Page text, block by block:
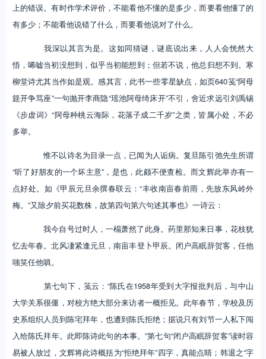
上的错误。有时作学术评价，不能看他不懂的是多少，而要看他懂了的
有多少；不能看他说错了什么，而要看他说对了什么。
我深以其言为是。这如同猜谜，谜底说出来，人人会恍然大
悟，唏嘘当初没想到，似乎当初能想到；但若不说，他总归想不到。寒
柳堂诗尤其当作如是观。感其言，此书一些零星缺点，如页640笺“阿母
筵开争骂座”一句抛开李商隐“瑶池阿母绮床开”不引，舍近求远引刘禹锡
《步虚词》“阿母种桃云海际，花落子成二千岁”之类，皆属小处，不必
多举。
惟不以诗名为目录一点，已闻为人诟病。复旦陈引弛先生所谓
“听了好朋友的一个坏主意”，是也，此颇不便查检。而文辉此举亦有一
点好处。如《甲辰元旦余撰春联云：“丰收南亩春前雨，先放东风岭外
梅。”又除夕前买花数株，故第四句第六句述其事也》一诗云：
我今自号过时人，一榻萧然了此身。药里那知来日事，花枝犹
忆去年春。北风凄紧逢元旦，南亩丰登卜甲辰。闭户高眠辞贺客，任他
嗤笑任他嗔。
第七句下，笺云：“陈氏在1958年受到大字报批判后，与中山
大学关系很僵，对校方绝大部分来访者一概拒见。此年春节，学校及历
史系组织人员到陈宅拜年，也遭到陈氏拒绝；据说只有刘节一人私下闯
入给陈氏拜年。此即陈诗此句的本事。”第七句“闭户高眠辞贺客”读时容
易被人放过，文辉将此诗概括为“拒绝拜年”四字，真能点睛；韩退之“字